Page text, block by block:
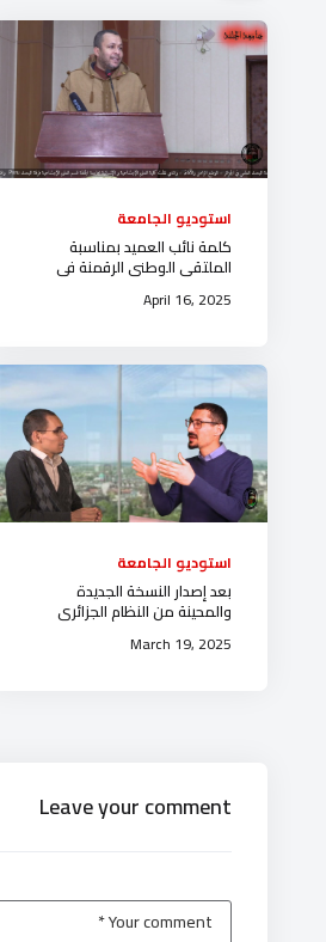
استوديو الجامعة
كلمة نائب العميد بمناسبة
الملتقى الوطني الرقمنة في
الجزائرالوضع الراهن و الآفاق
April 16, 2025
استوديو الجامعة
بعد إصدار النسخة الجديدة
والمحينة من النظام الجزائري
الجلفة لشرح القانون
March 19, 2025
Leave your comment